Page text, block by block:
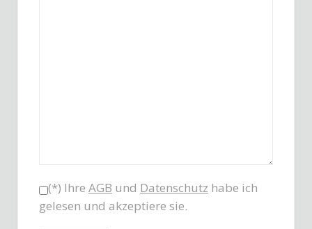
(*) Ihre AGB und Datenschutz habe ich
gelesen und akzeptiere sie.